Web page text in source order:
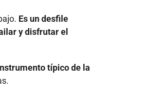
Es un desfile
y disfrutar el
típico de la